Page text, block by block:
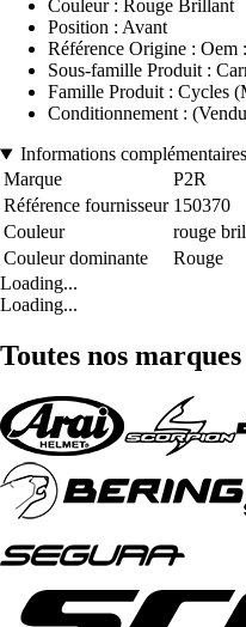
Couleur : Rouge Brillant
Position : Avant
Référence Origine : Oem
Sous-famille Produit :
Famille Produit : Cycles
Conditionnement :
Informations complémentaires
Marque
P2R
Référence fournisseur 150370
Couleur
rouge
Couleur dominante
Rouge
Loading...
Loading...
Toutes nos marques